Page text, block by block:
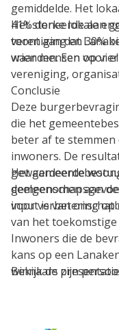
gemiddelde. Het
41% doneerde aan
vereniging en 30%
vrienden. Een op
vereniging,
Het sterke lokale
toont aan dat
waar mensen voor
Conclusie
Deze
die het
beter af te stemmen
inwoners. De
gewaardeerde
voor verbetering op
Het
deelgenomen aan
input is van
van het toekomstige
Inwoners die de
kans op een
winnaars zijn
Bekijk de